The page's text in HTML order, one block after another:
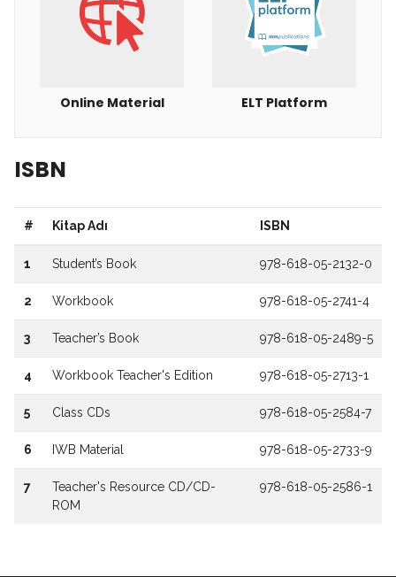
Online Material ELT Platform
ISBN
# Kitap Adı ISBN
1 Student’s Book 978-618-05-2132-0
2 Workbook 978-618-05-2741-4
3 Teacher’s Book 978-618-05-2489-5
4 Workbook Teacher's Edition 978-618-05-2713-1
5 Class CDs 978-618-05-2584-7
6 IWB Material 978-618-05-2733-9
7
Teacher's Resource CD/CD-
ROM
978-618-05-2586-1